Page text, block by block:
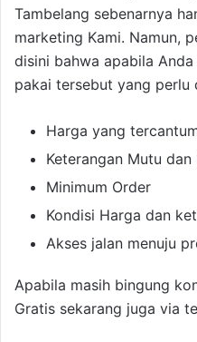
Tambelang sebenarnya
marketing Kami. Namun,
disini bahwa apabila
pakai tersebut yang perlu
Harga yang
Keterangan Mutu dan
Minimum Order
Kondisi Harga dan
Akses jalan menuju
Apabila masih bingung
Gratis sekarang juga via